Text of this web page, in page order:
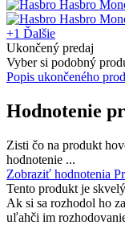
+1 Ďalšie
Ukončený predaj
Vyber si podobný
Popis ukončeného
Hodnotenie
Zisti čo na produkt
hodnotenie ...
Zobraziť hodnotenia
Tento produkt je
Ak si sa rozhodol ho
uľahči im